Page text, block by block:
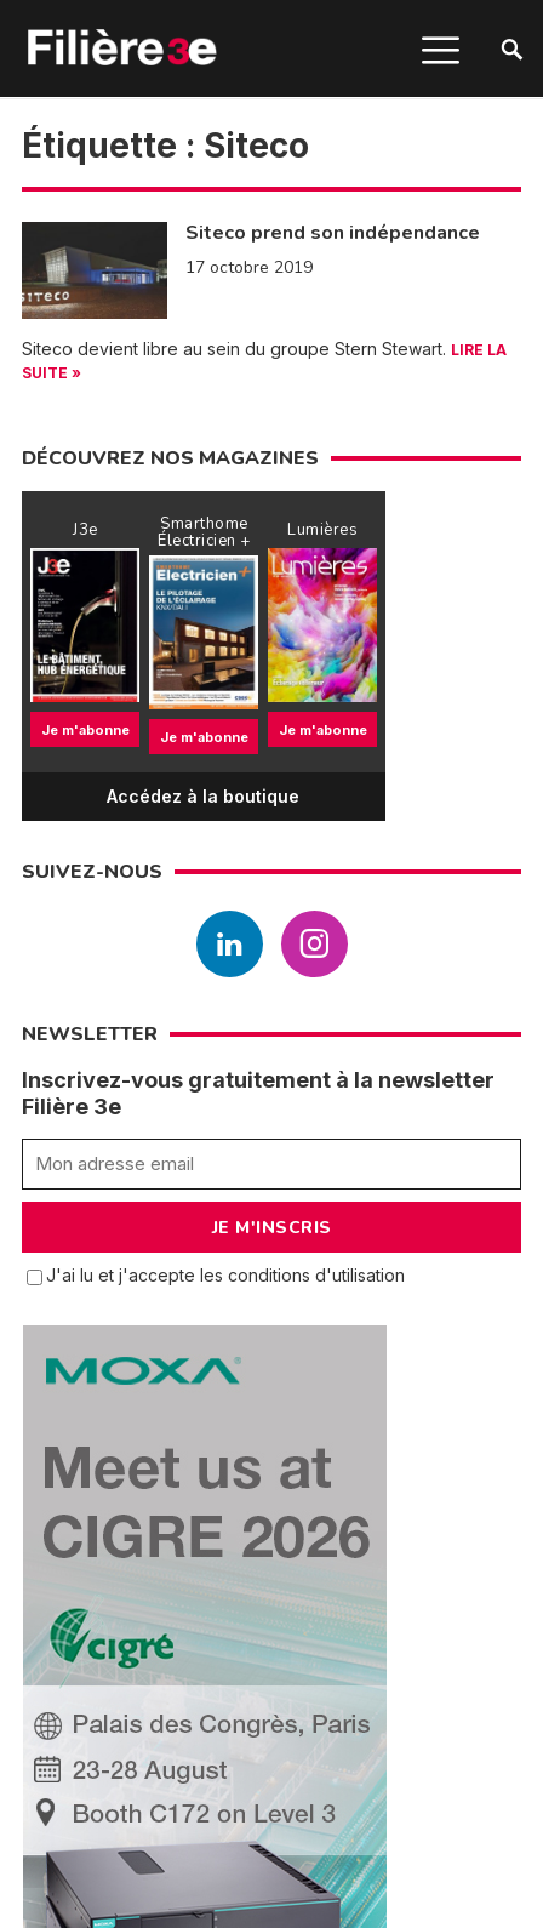
Étiquette : Siteco
Siteco prend son indépendance
17 octobre 2019
Siteco devient libre au sein du groupe Stern Stewart. LIRE LA
SUITE »
DÉCOUVREZ NOS MAGAZINES
J3e
Je m'abonne
Smarthome
Électricien +
Je m'abonne
Lumières
Je m'abonne
Accédez à la boutique
SUIVEZ-NOUS
NEWSLETTER
Inscrivez-vous gratuitement à la newsletter
Filière 3e
J'ai lu et j'accepte les conditions d'utilisation